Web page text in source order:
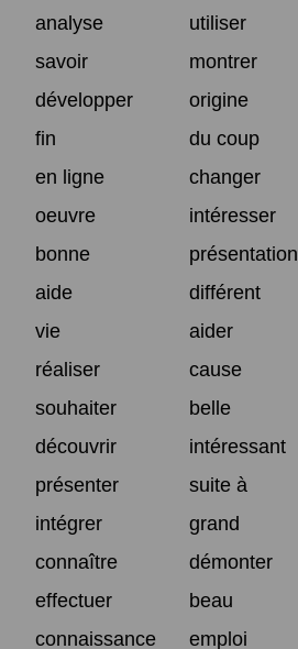
analyse
utiliser
savoir
montrer
développer
origine
fin
du coup
en ligne
changer
oeuvre
intéresser
bonne
présentation
aide
différent
vie
aider
réaliser
cause
souhaiter
belle
découvrir
intéressant
présenter
suite à
intégrer
grand
connaître
démonter
effectuer
beau
connaissance
emploi